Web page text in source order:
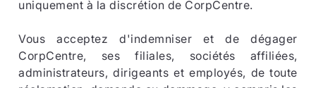
uniquement à la discrétion de CorpCentre.
Vous acceptez d'indemniser et de dégager
CorpCentre, ses filiales, sociétés affiliées,
administrateurs, dirigeants et employés, de toute